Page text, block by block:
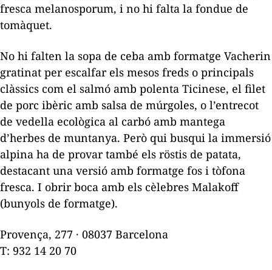
fresca melanosporum, i no hi falta la fondue de
tomàquet.
No hi falten la sopa de ceba amb formatge Vacherin
gratinat per escalfar els mesos freds o principals
clàssics com el salmó amb polenta Ticinese, el filet
de porc ibèric amb salsa de múrgoles, o l’entrecot
de vedella ecològica al carbó amb mantega
d’herbes de muntanya. Però qui busqui la immersió
alpina ha de provar també els röstis de patata,
destacant una versió amb formatge fos i tòfona
fresca. I obrir boca amb els cèlebres Malakoff
(bunyols de formatge).
Provença, 277 · 08037 Barcelona
T: 932 14 20 70